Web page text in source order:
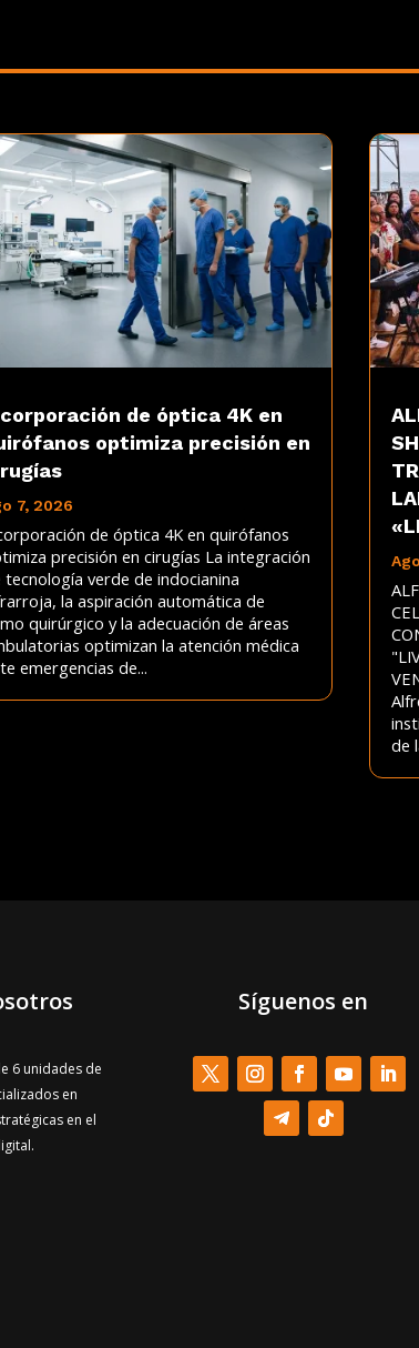
de óptica 4K en
optimiza precisión en
7, 2026
de óptica 4K en quirófanos
precisión en cirugías La integración
tecnología verde de indocianina
la aspiración automática de
quirúrgico y la adecuación de áreas
optimizan la atención médica
emergencias de...
de
6 unidades de
en
en el
Síguenos en